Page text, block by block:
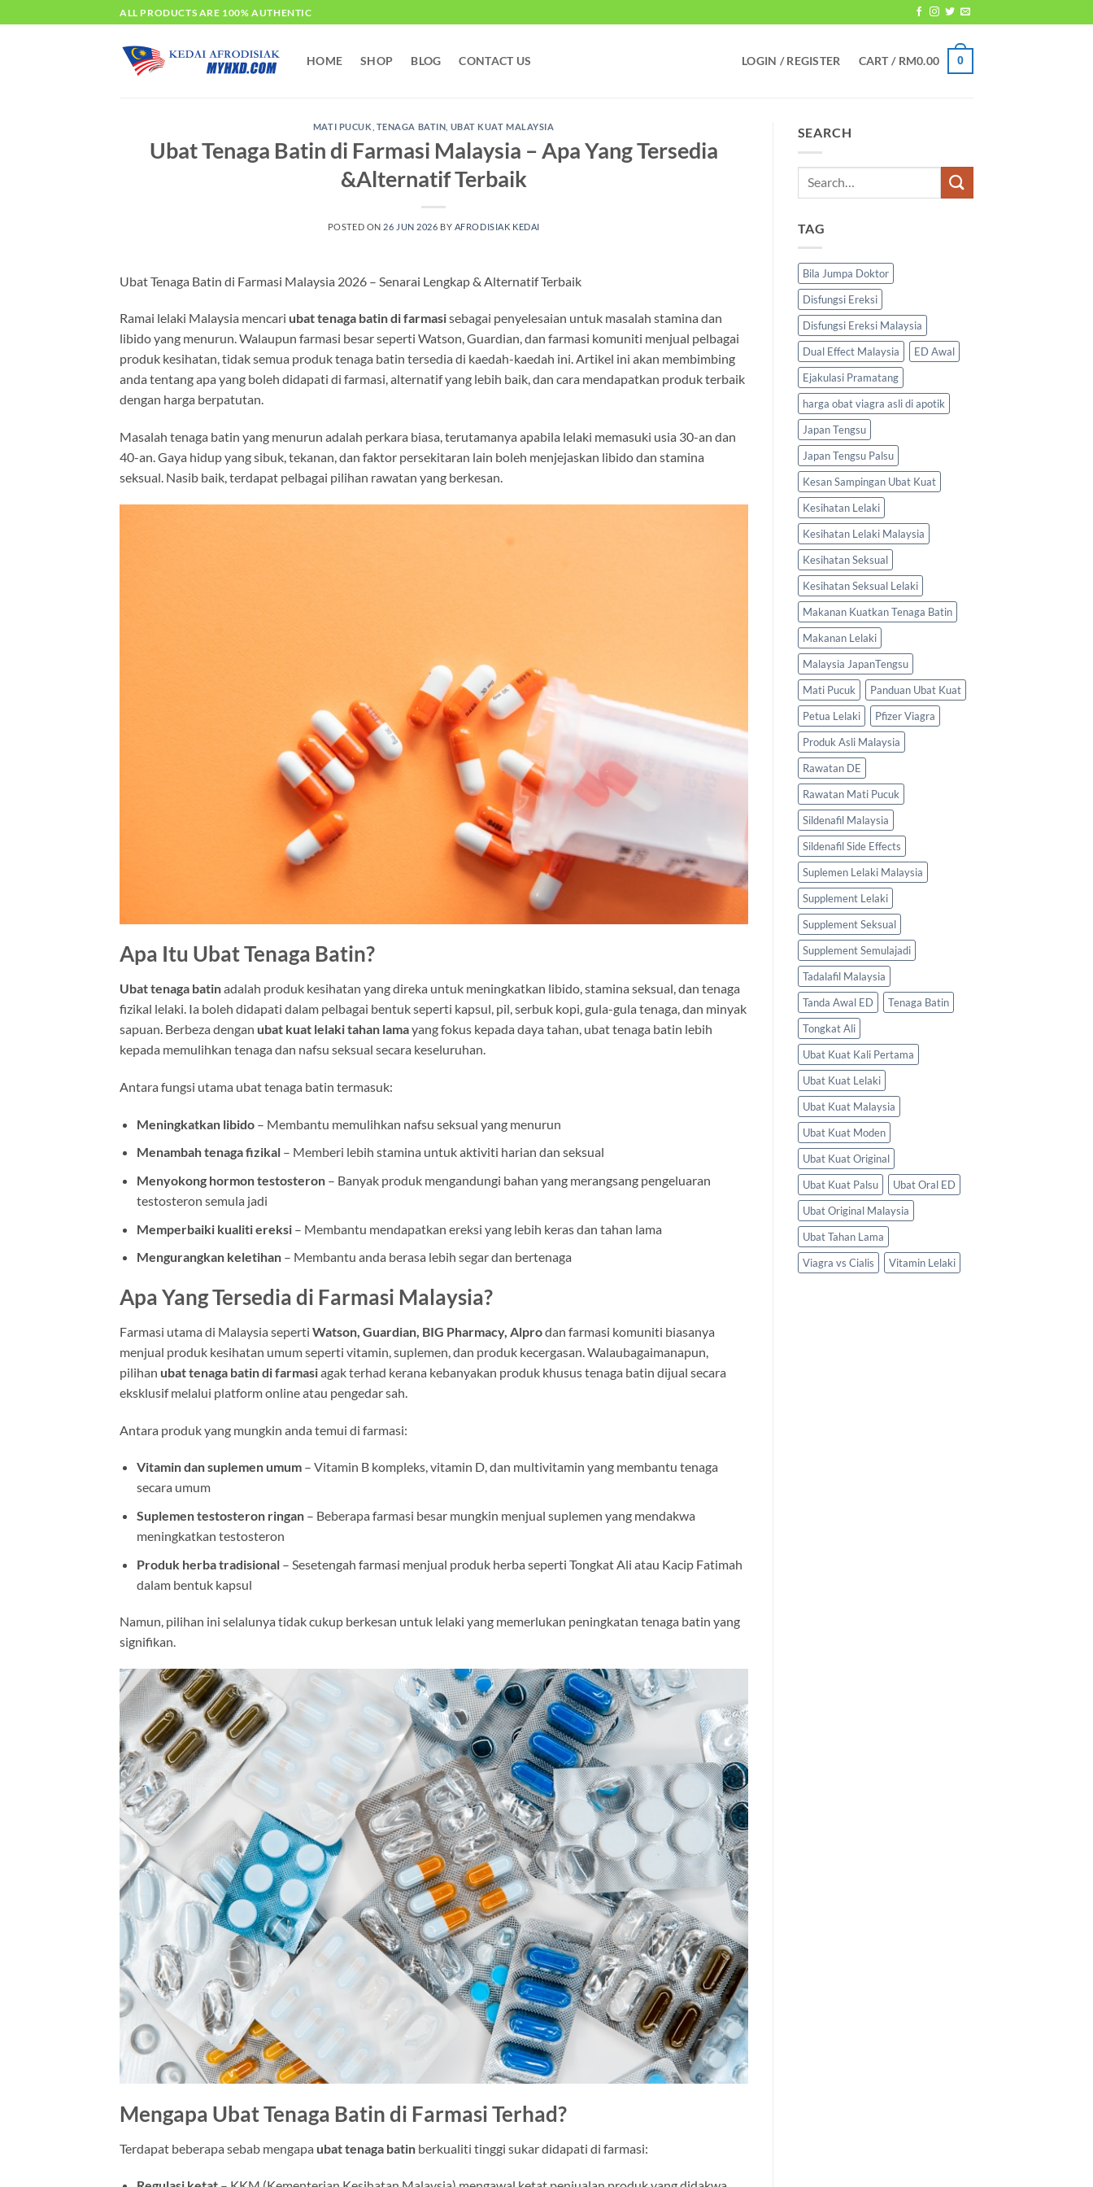
to
ALL PRODUCTS ARE 100% AUTHENTIC
HOME SHOP BLOG CONTACT US LOGIN / REGISTER CART / RM0.00 0
MATI PUCUK TENAGA BATIN UBAT KUAT MALAYSIA
Ubat Tenaga Batin di Farmasi Malaysia – Apa Yang Tersedia
&Alternatif Terbaik
POSTED ON 26 JUN 2026 BY AFRODISIAK KEDAI
Ubat Tenaga Batin di Farmasi Malaysia 2026 – Senarai Lengkap & Alternatif Terbaik
Ramai lelaki Malaysia mencari ubat tenaga batin di farmasisebagai penyelesaian untuk masalah stamina dan
libido yang menurun. Walaupun farmasi besar seperti Watson, Guardian, dan farmasi komuniti menjual pelbagai
produk kesihatan, tidak semua produk tenaga batin tersedia di kaedah-kaedah ini. Artikel ini akan membimbing
anda tentang apa yang boleh didapati di farmasi, alternatif yang lebih baik, dan cara mendapatkan produk terbaik
dengan harga berpatutan.
Masalah tenaga batin yang menurun adalah perkara biasa, terutamanya apabila lelaki memasuki usia 30-an dan
40-an. Gaya hidup yang sibuk, tekanan, dan faktor persekitaran lain boleh menjejaskan libido dan stamina
seksual. Nasib baik, terdapat pelbagai pilihan rawatan yang berkesan.
Apa Itu Ubat Tenaga Batin?
Ubat tenaga batinadalah produk kesihatan yang direka untuk meningkatkan libido, stamina seksual, dan tenaga
fizikal lelaki. Ia boleh didapati dalam pelbagai bentuk seperti kapsul, pil, serbuk kopi, gula-gula tenaga, dan minyak
sapuan. Berbeza dengan ubat kuat lelaki tahan lamayang fokus kepada daya tahan, ubat tenaga batin lebih
kepada memulihkan tenaga dan nafsu seksual secara keseluruhan.
Antara fungsi utama ubat tenaga batin termasuk:
Meningkatkan libido– Membantu memulihkan nafsu seksual yang menurun
Menambah tenaga fizikal– Memberi lebih stamina untuk aktiviti harian dan seksual
Menyokong hormon testosteron– Banyak produk mengandungi bahan yang merangsang pengeluaran
testosteron semula jadi
Memperbaiki kualiti ereksi– Membantu mendapatkan ereksi yang lebih keras dan tahan lama
Mengurangkan keletihan– Membantu anda berasa lebih segar dan bertenaga
Apa Yang Tersedia di Farmasi Malaysia?
Farmasi utama di Malaysia seperti Watson, Guardian, BIG Pharmacy, Alprodan farmasi komuniti biasanya
menjual produk kesihatan umum seperti vitamin, suplemen, dan produk kecergasan. Walaubagaimanapun,
pilihan ubat tenaga batin di farmasiagak terhad kerana kebanyakan produk khusus tenaga batin dijual secara
eksklusif melalui platform online atau pengedar sah.
Antara produk yang mungkin anda temui di farmasi:
Vitamin dan suplemen umum– Vitamin B kompleks, vitamin D, dan multivitamin yang membantu tenaga
secara umum
Suplemen testosteron ringan– Beberapa farmasi besar mungkin menjual suplemen yang mendakwa
meningkatkan testosteron
Produk herba tradisional– Sesetengah farmasi menjual produk herba seperti Tongkat Ali atau Kacip Fatimah
dalam bentuk kapsul
Namun, pilihan ini selalunya tidak cukup berkesan untuk lelaki yang memerlukan peningkatan tenaga batin yang
signifikan.
Mengapa Ubat Tenaga Batin di Farmasi Terhad?
Terdapat beberapa sebab mengapa ubat tenaga batin berkualiti tinggi sukar didapati di farmasi:
SEARCH
TAG
Bila Jumpa Doktor
Disfungsi Ereksi
Disfungsi Ereksi Malaysia
Dual Effect Malaysia
ED Awal
Ejakulasi Pramatang
harga obat viagra asli di apotik
Japan Tengsu
Japan Tengsu Palsu
Kesan Sampingan Ubat Kuat
Kesihatan Lelaki
Kesihatan Lelaki Malaysia
Kesihatan Seksual
Kesihatan Seksual Lelaki
Makanan Kuatkan Tenaga Batin
Makanan Lelaki
Malaysia JapanTengsu
Mati Pucuk
Panduan Ubat Kuat
Petua Lelaki
Pfizer Viagra
Produk Asli Malaysia
Rawatan DE
Rawatan Mati Pucuk
Sildenafil Malaysia
Sildenafil Side Effects
Suplemen Lelaki Malaysia
Supplement Lelaki
Supplement Seksual
Supplement Semulajadi
Tadalafil Malaysia
Tanda Awal ED
Tenaga Batin
Tongkat Ali
Ubat Kuat Kali Pertama
Ubat Kuat Lelaki
Ubat Kuat Malaysia
Ubat Kuat Moden
Ubat Kuat Original
Ubat Kuat Palsu
Ubat Oral ED
Ubat Original Malaysia
Ubat Tahan Lama
Viagra vs Cialis
Vitamin Lelaki